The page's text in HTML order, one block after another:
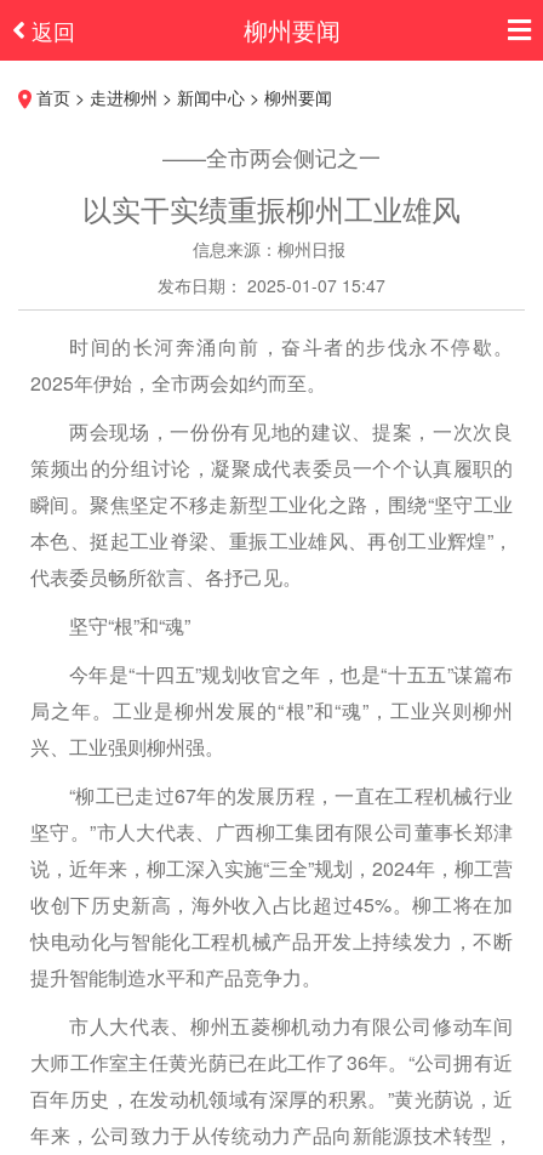
返回 柳州要闻
首页 > 走进柳州 > 新闻中心 > 柳州要闻
——全市两会侧记之一
以实干实绩重振柳州工业雄风
信息来源：柳州日报
发布日期： 2025-01-07 15:47
时间的长河奔涌向前，奋斗者的步伐永不停歇。
2025年伊始，全市两会如约而至。
两会现场，一份份有见地的建议、提案，一次次良
策频出的分组讨论，凝聚成代表委员一个个认真履职的
瞬间。聚焦坚定不移走新型工业化之路，围绕“坚守工业
本色、挺起工业脊梁、重振工业雄风、再创工业辉煌”，
代表委员畅所欲言、各抒己见。
坚守“根”和“魂”
今年是“十四五”规划收官之年，也是“十五五”谋篇布
局之年。工业是柳州发展的“根”和“魂”，工业兴则柳州
兴、工业强则柳州强。
“柳工已走过67年的发展历程，一直在工程机械行业
坚守。”市人大代表、广西柳工集团有限公司董事长郑津
说，近年来，柳工深入实施“三全”规划，2024年，柳工营
收创下历史新高，海外收入占比超过45%。柳工将在加
快电动化与智能化工程机械产品开发上持续发力，不断
提升智能制造水平和产品竞争力。
市人大代表、柳州五菱柳机动力有限公司修动车间
大师工作室主任黄光荫已在此工作了36年。“公司拥有近
百年历史，在发动机领域有深厚的积累。”黄光荫说，近
年来，公司致力于从传统动力产品向新能源技术转型，